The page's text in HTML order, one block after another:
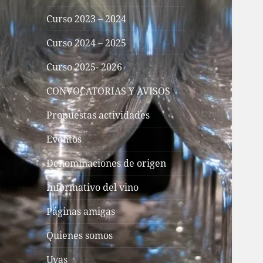
Curso 2023 – 2024
Curso 2024 – 2025
Curso 2025- 2026
CONVOCATORIAS Y AVISOS
Propuestas actividades
Eventos
Denominaciones de origen
Informativo del vino
Páginas amigas
Quienes somos
Uvas